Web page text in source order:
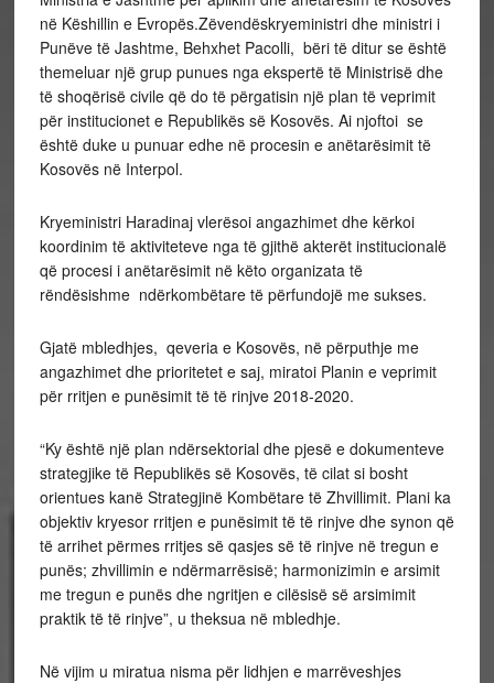
në Këshillin e Evropës.Zëvendëskryeministri dhe ministri i
Punëve të Jashtme, Behxhet Pacolli, bëri të ditur se është
themeluar një grup punues nga ekspertë të Ministrisë dhe
të shoqërisë civile që do të përgatisin një plan të veprimit
për institucionet e Republikës së Kosovës. Ai njoftoi se
është duke u punuar edhe në procesin e anëtarësimit të
Kosovës në Interpol.
Kryeministri Haradinaj vlerësoi angazhimet dhe kërkoi
koordinim të aktiviteteve nga të gjithë akterët institucionalë
që procesi i anëtarësimit në këto organizata të
rëndësishme ndërkombëtare të përfundojë me sukses.
Gjatë mbledhjes, qeveria e Kosovës, në përputhje me
angazhimet dhe prioritetet e saj, miratoi Planin e veprimit
për rritjen e punësimit të të rinjve 2018-2020.
“Ky është një plan ndërsektorial dhe pjesë e dokumenteve
strategjike të Republikës së Kosovës, të cilat si bosht
orientues kanë Strategjinë Kombëtare të Zhvillimit. Plani ka
objektiv kryesor rritjen e punësimit të të rinjve dhe synon që
të arrihet përmes rritjes së qasjes së të rinjve në tregun e
punës; zhvillimin e ndërmarrësisë; harmonizimin e arsimit
me tregun e punës dhe ngritjen e cilësisë së arsimimit
praktik të të rinjve”, u theksua në mbledhje.
Në vijim u miratua nisma për lidhjen e marrëveshjes